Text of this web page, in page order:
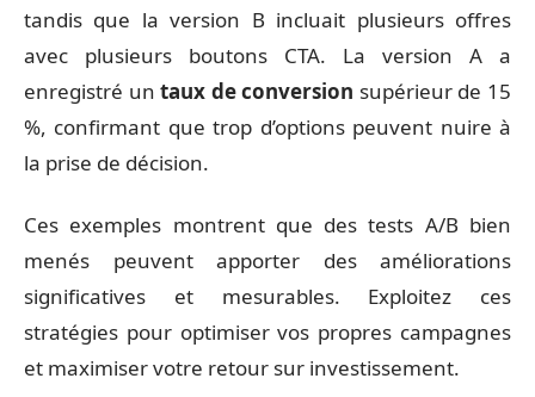
tandis que la version B incluait plusieurs offres
avec plusieurs boutons CTA. La version A a
enregistré untaux de conversion supérieur de 15
%, confirmant que trop d’options peuvent nuire à
la prise de décision.
Ces exemples montrent que des tests A/B bien
menés peuvent apporter des améliorations
significatives et mesurables. Exploitez ces
stratégies pour optimiser vos propres campagnes
et maximiser votre retour sur investissement.